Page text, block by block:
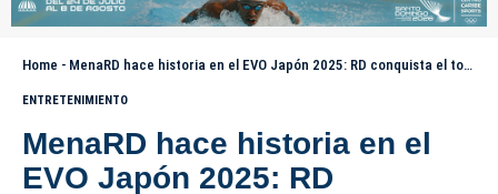
Home - MenaRD hace historia en el EVO Japón 2025: RD conquista el torneo de juegos de lucha más grande de todos los tiempos
ENTRETENIMIENTO
MenaRD hace historia en el
EVO Japón 2025: RD